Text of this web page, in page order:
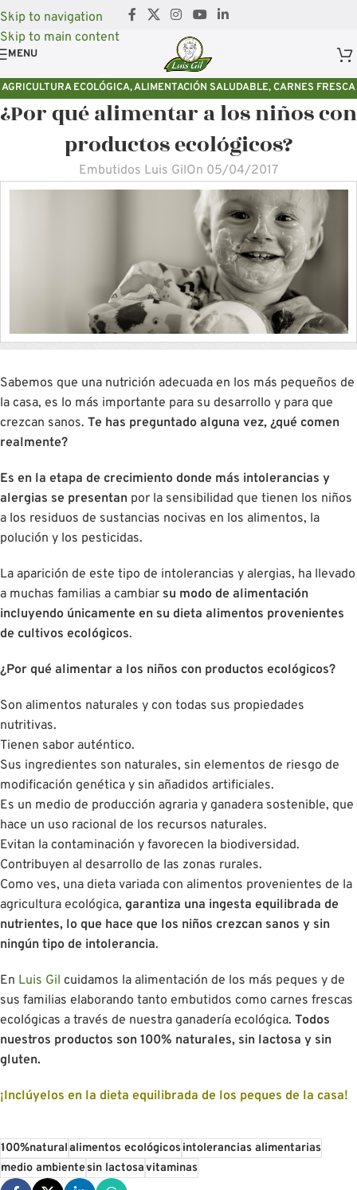
Skip to navigation
Skip to main content
MENU
AGRICULTURA ECOLÓGICA,ALIMENTACIÓN SALUDABLE,CARNES FRESCA
ECOLÓGICA, EMBUTIDOS ECOLÓGICOS ,LUIS GIL MEDIO AMBIENTE
¿Por qué alimentar a los niños con
productos ecológicos?
Embutidos Luis GilOn 05/04/2017
Sabemos que una nutrición adecuada en los más pequeños de
la casa, es lo más importante para su desarrollo y para que
crezcan sanos. Te has preguntado alguna vez, ¿qué comen
realmente?
Es en la etapa de crecimiento donde más intolerancias y
alergias se presentan por la sensibilidad que tienen los niños
a los residuos de sustancias nocivas en los alimentos, la
polución y los pesticidas.
La aparición de este tipo de intolerancias y alergias, ha llevado
a muchas familias a cambiar su modo de alimentación
incluyendo únicamente en su dieta alimentos provenientes
de cultivos ecológicos.
¿Por qué alimentar a los niños con productos ecológicos?
Son alimentos naturales y con todas sus propiedades
nutritivas.
Tienen sabor auténtico.
Sus ingredientes son naturales, sin elementos de riesgo de
modificación genética y sin añadidos artificiales.
Es un medio de producción agraria y ganadera sostenible, que
hace un uso racional de los recursos naturales.
Evitan la contaminación y favorecen la biodiversidad.
Contribuyen al desarrollo de las zonas rurales.
Como ves, una dieta variada con alimentos provenientes de la
agricultura ecológica, garantiza una ingesta equilibrada de
nutrientes, lo que hace que los niños crezcan sanos y sin
ningún tipo de intolerancia.
En Luis Gil cuidamos la alimentación de los más peques y de
sus familias elaborando tanto embutidos como carnes frescas
ecológicas a través de nuestra ganadería ecológica. Todos
nuestros productos son 100% naturales, sin lactosa y sin
gluten.
¡Inclúyelos en la dieta equilibrada de los peques de la casa!
100%naturalalimentos ecológicosintolerancias alimentarias
medio ambientesin lactosavitaminas